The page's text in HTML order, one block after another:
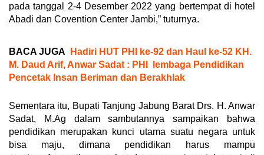
pada tanggal 2-4 Desember 2022 yang bertempat di hotel
Abadi dan Covention Center Jambi,” tuturnya.
BACA JUGA
Hadiri HUT PHI ke-92 dan Haul ke-52 KH.
M. Daud Arif, Anwar Sadat : PHI lembaga Pendidikan
Pencetak Insan Beriman dan Berakhlak
Sementara itu, Bupati Tanjung Jabung Barat Drs. H. Anwar
Sadat, M.Ag dalam sambutannya sampaikan bahwa
pendidikan merupakan kunci utama suatu negara untuk
bisa maju, dimana pendidikan harus mampu